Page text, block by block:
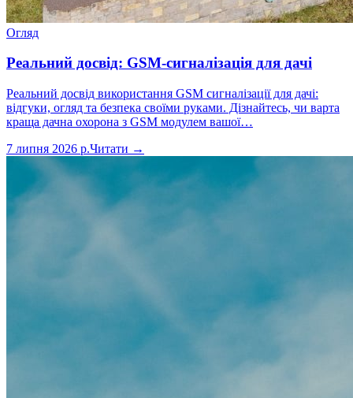
Огляд
Реальний досвід: GSM-сигналізація для дачі
Реальний досвід використання GSM сигналізації для дачі:
відгуки, огляд та безпека своїми руками. Дізнайтесь, чи варта
краща дачна охорона з GSM модулем вашої…
7 липня 2026 р.Читати →